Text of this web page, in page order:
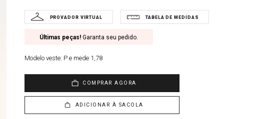
Últimas peças! Garanta seu pedido.
Modelo veste: P e mede 1,78
COMPRAR AGORA
ADICIONAR À SACOLA